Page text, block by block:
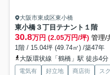
大阪市東成区東小橋
東小橋３丁目テナント １階
30.8万円 (2.05万円/坪) 管理/
1階 / 15.04坪 (49.74㎡) /築47年
大阪環状線「鶴橋」駅 徒歩4分
電気有 好立地 商店街 ス